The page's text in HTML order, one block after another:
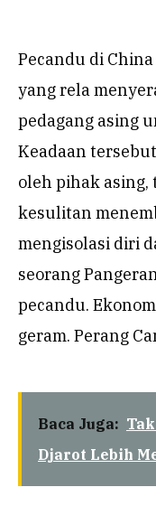
Pecandu di
yang rela
pedagang asing
Keadaan
oleh pihak
kesulitan
mengisolasi diri
seorang
pecandu.
geram. Perang
Baca Juga:
Djarot Lebih